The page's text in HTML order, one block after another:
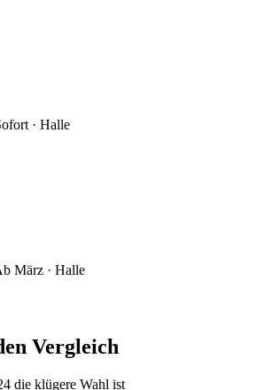
· Halle
März · Halle
Vergleich
die klügere Wahl ist